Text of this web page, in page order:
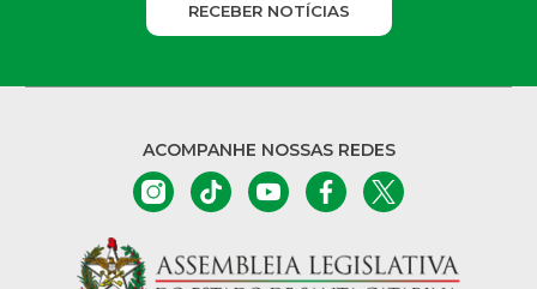
RECEBER NOTÍCIAS
ACOMPANHE NOSSAS REDES